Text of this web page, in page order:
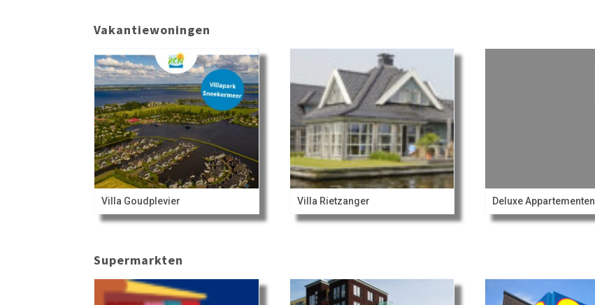
Vakantiewoningen
Villa Goudplevier Villa Rietzanger Deluxe Appartementen
Supermarkten